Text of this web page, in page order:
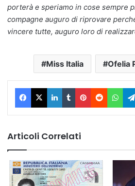
porterà e speriamo in cose sempre
compagne auguro di riprovare
vincere tutte, auguro loro di
Miss Italia Ofelia
Facebook
X LinkedIn
TumblrPinterest
Reddit
Articoli Correlati